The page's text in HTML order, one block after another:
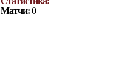
Матчи:0